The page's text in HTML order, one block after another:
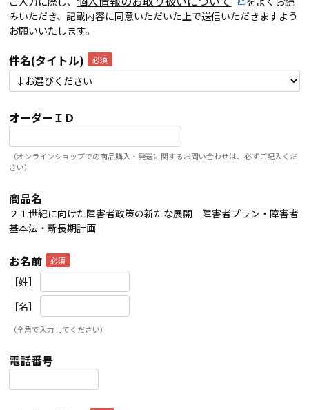
みいただき、記載内容に同意いただいた上で送信いただきますよう
お願いいたします。
件名(タイトル)
オーダーＩＤ
（オンラインショップでの商品購入・発送に関するお問い合わせは、必ずご記入くだ
さい）
商品名
２１世紀に向けた障害者政策の新たな展開 障害者プラン・障害者
基本法・新長期計画
お名前
［姓］
［名］
（全角で入力してください）
電話番号